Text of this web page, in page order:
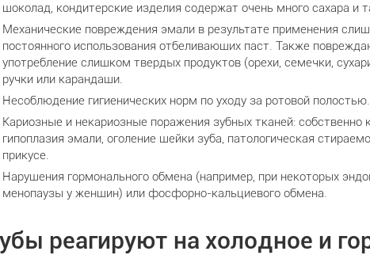
шоколад, кондитерские изделия содержат очень много сахара
Механические повреждения эмали в результате применения
постоянного использования отбеливающих паст. Также
употребление слишком твердых продуктов (орехи, семечки,
ручки или карандаши.
Несоблюдение гигиенических норм по уходу за ротовой полостью.
Кариозные и некариозные поражения зубных тканей:
гипоплазия эмали, оголение шейки зуба, патологическая
прикусе.
Нарушения гормонального обмена (например, при некоторых
менопаузы у женщин) или фосфорно-кальциевого обмена.
реагируют на холодное и